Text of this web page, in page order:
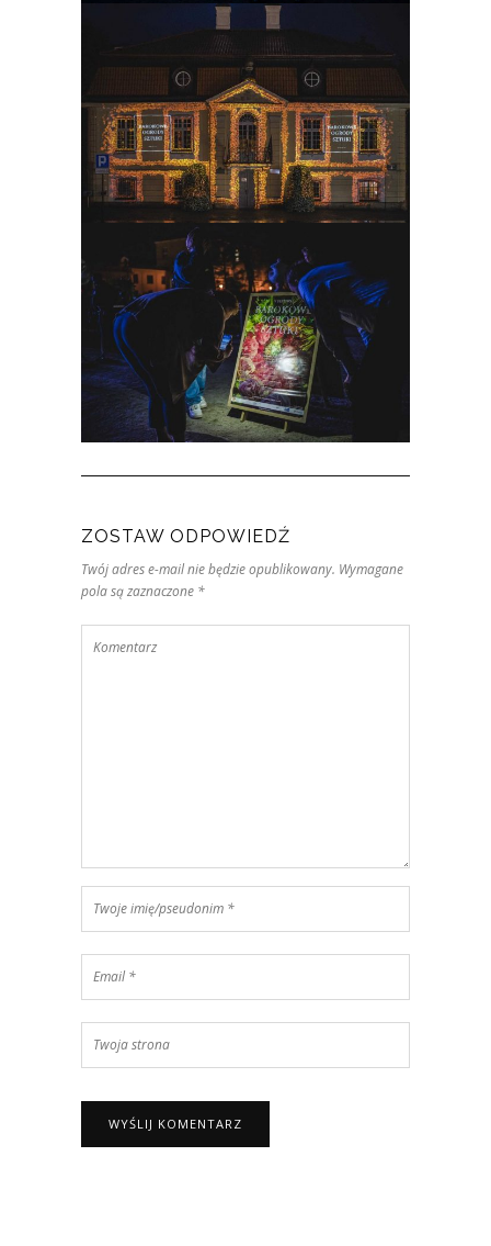
ZOSTAW ODPOWIEDŹ
Twój adres e-mail nie będzie opublikowany. Wymagane
pola są zaznaczone *